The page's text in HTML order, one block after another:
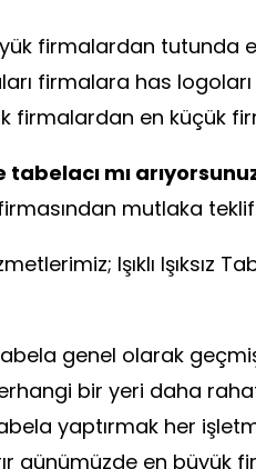
firmalardan tutunda
firmalara has
firmalardan en küçük
mı
mutlaka teklif
Işıklı Işıksız
genel olarak
bir yeri daha
yaptırmak her
günümüzde en büyük